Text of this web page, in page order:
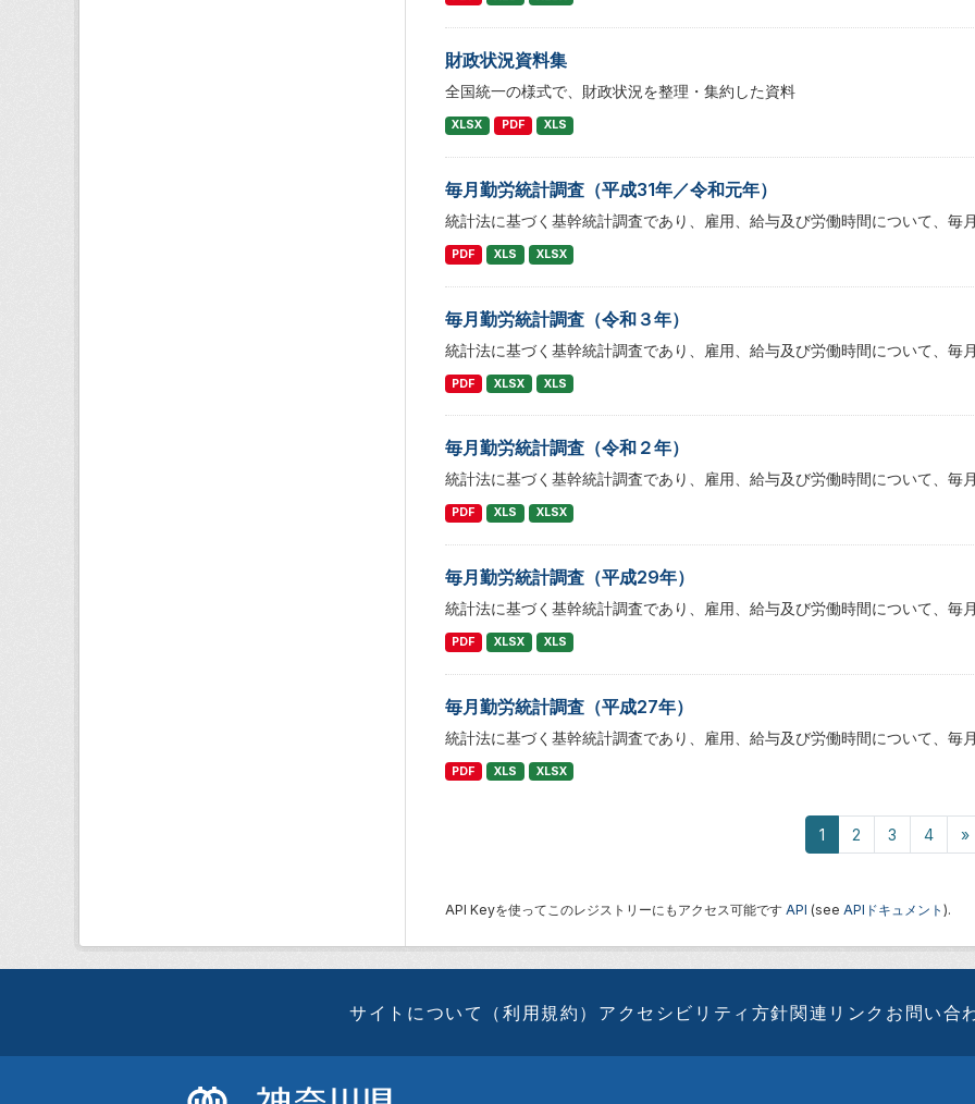
財政状況資料集
全国統一の様式で、財政状況を整理・集約した資料
XLSX PDF XLS
毎月勤労統計調査（平成31年／令和元年）
統計法に基づく基幹統計調査であり、雇用、給与及び労働時間について、毎
PDF XLS XLSX
毎月勤労統計調査（令和３年）
統計法に基づく基幹統計調査であり、雇用、給与及び労働時間について、毎
PDF XLSX XLS
毎月勤労統計調査（令和２年）
統計法に基づく基幹統計調査であり、雇用、給与及び労働時間について、毎
PDF XLS XLSX
毎月勤労統計調査（平成29年）
統計法に基づく基幹統計調査であり、雇用、給与及び労働時間について、毎
PDF XLSX XLS
毎月勤労統計調査（平成27年）
統計法に基づく基幹統計調査であり、雇用、給与及び労働時間について、毎
PDF XLS XLSX
1 2 3 4 »
API Keyを使ってこのレジストリーにもアクセス可能です API (see APIドキュメント ).
サイトについて（利用規約） アクセシビリティ方針関連リンク お問い合